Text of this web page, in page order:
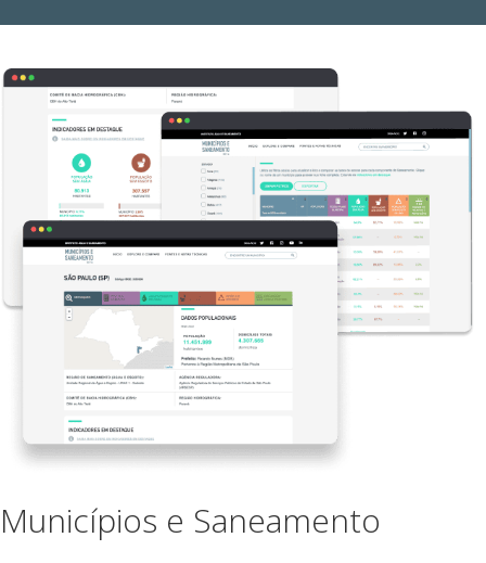
Municípios e Saneamento